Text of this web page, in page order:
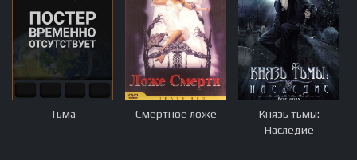
Тьма Смертное ложе
Князь тьмы:
Наследие